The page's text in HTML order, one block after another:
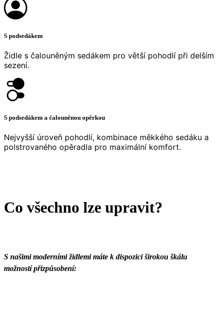
S podsedákem
Židle s čalouněným sedákem pro větší pohodlí při delším
sezení.
S podsedákem a čalouněnou opěrkou
Nejvyšší úroveň pohodlí, kombinace měkkého sedáku a
polstrovaného opěradla pro maximální komfort.
Co všechno lze upravit?
S našimi moderními židlemi máte k dispozici širokou škálu
možností přizpůsobení: